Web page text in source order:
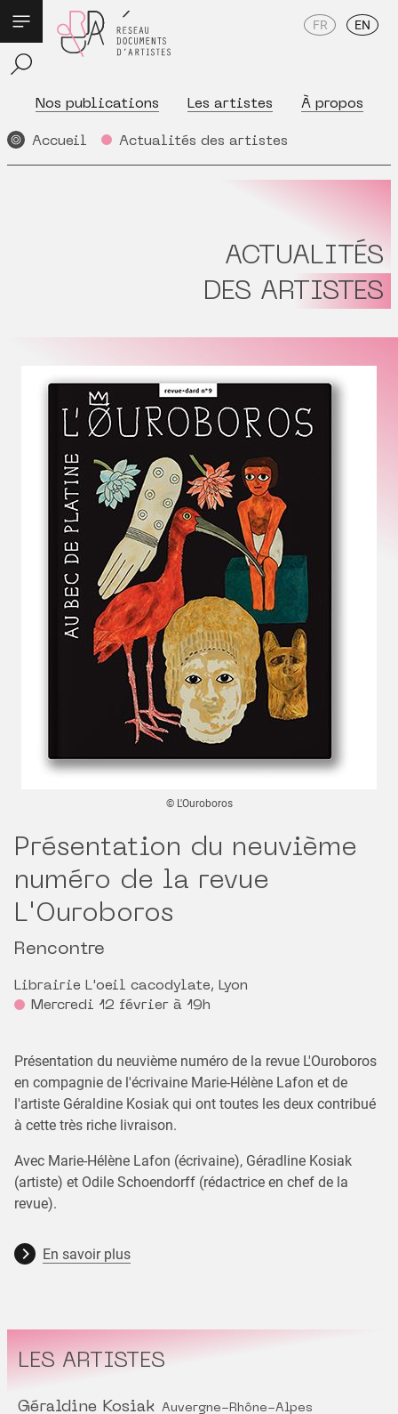
Nos publications Les artistes À propos
FR EN
Accueil Actualités des artistes
ACTUALITÉS
DES ARTISTES
© L'Ouroboros
Présentation du neuvième
numéro de la revue
L'Ouroboros
Rencontre
Librairie L'oeil cacodylate, Lyon
Mercredi 12 février à 19h
Présentation du neuvième numéro de la revue L'Ouroboros
en compagnie de l'écrivaine Marie-Hélène Lafon et de
l'artiste Géraldine Kosiak qui ont toutes les deux contribué
à cette très riche livraison.
Avec Marie-Hélène Lafon (écrivaine), Géradline Kosiak
(artiste) et Odile Schoendorff (rédactrice en chef de la
revue).
En savoir plus
LES ARTISTES
Géraldine Kosiak Auvergne-Rhône-Alpes